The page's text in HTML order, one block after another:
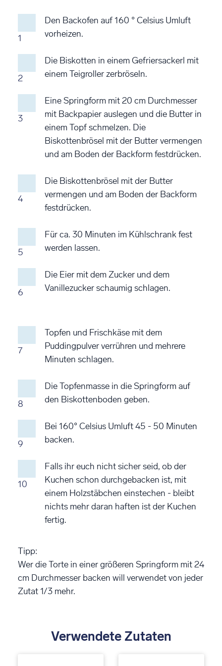
1
Den Backofen auf 160 ° Celsius Umluft
vorheizen.
2
Die Biskotten in einem Gefriersackerl mit
einem Teigroller zerbröseln.
3
Eine Springform mit 20 cm Durchmesser
mit Backpapier auslegen und die Butter in
einem Topf schmelzen. Die
Biskottenbrösel mit der Butter vermengen
und am Boden der Backform festdrücken.
4
Die Biskottenbrösel mit der Butter
vermengen und am Boden der Backform
festdrücken.
5
Für ca. 30 Minuten im Kühlschrank fest
werden lassen.
6
Die Eier mit dem Zucker und dem
Vanillezucker schaumig schlagen.
7
Topfen und Frischkäse mit dem
Puddingpulver verrühren und mehrere
Minuten schlagen.
8
Die Topfenmasse in die Springform auf
den Biskottenboden geben.
9
Bei 160° Celsius Umluft 45 - 50 Minuten
backen.
10
Falls ihr euch nicht sicher seid, ob der
Kuchen schon durchgebacken ist, mit
einem Holzstäbchen einstechen - bleibt
nichts mehr daran haften ist der Kuchen
fertig.
Tipp:
Wer die Torte in einer größeren Springform mit 24
cm Durchmesser backen will verwendet von jeder
Zutat 1/3 mehr.
Verwendete Zutaten